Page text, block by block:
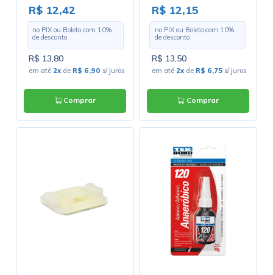
Alta Temperatura -
Tekbond
R$ 12,42
no PIX ou Boleto com 10%
de desconto
R$ 13,80
em até 2x de R$ 6,90 s/ juros
Comprar
Alta Temperatura -
Tekbond
R$ 12,15
no PIX ou Boleto com 10%
de desconto
R$ 13,50
em até 2x de R$ 6,75 s/ juros
Comprar